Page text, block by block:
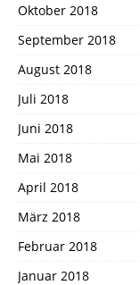
Oktober 2018
September 2018
August 2018
Juli 2018
Juni 2018
Mai 2018
April 2018
März 2018
Februar 2018
Januar 2018